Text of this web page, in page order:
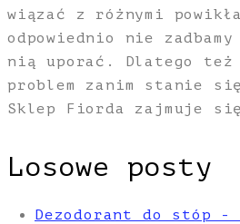
wiązać z różnymi
odpowiednio nie
nią uporać. Dlatego też
problem zanim stanie
Sklep Fiorda zajmuje
Losowe posty
Dezodorant do stóp -